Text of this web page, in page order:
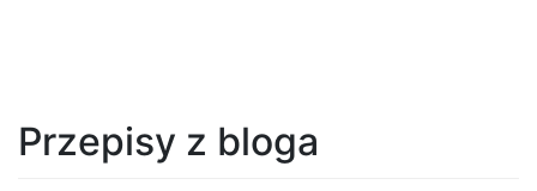
Przepisy z bloga